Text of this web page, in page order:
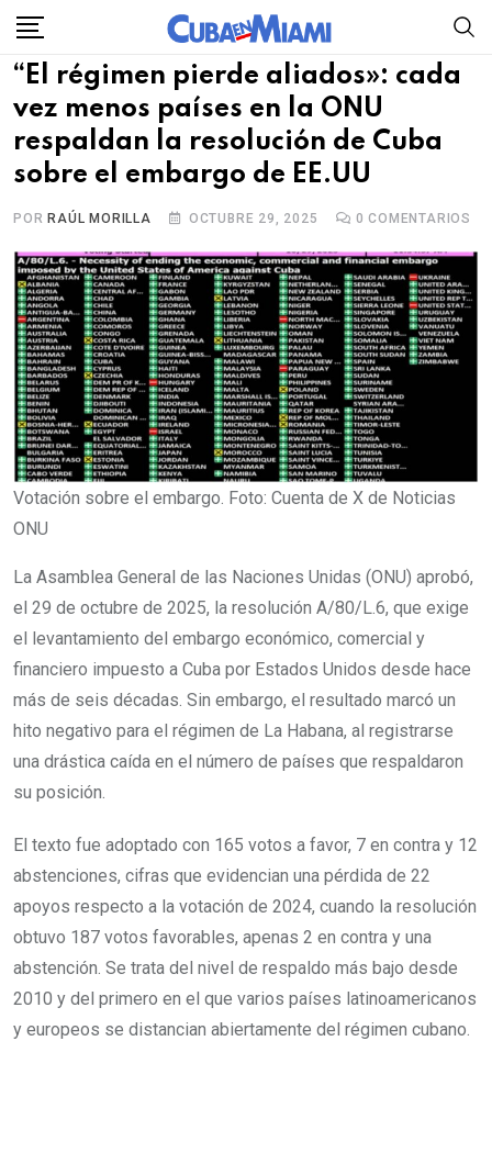
Skip
content
“El régimen pierde aliados»: cada
vez menos países en la ONU
respaldan la resolución de Cuba
sobre el embargo de EE.UU
POR RAÚL MORILLA OCTUBRE 29, 2025 0 COMENTARIOS
Votación sobre el embargo. Foto: Cuenta de X de Noticias
ONU
La Asamblea General de las Naciones Unidas (ONU) aprobó,
el 29 de octubre de 2025, la resolución A/80/L.6, que exige
el levantamiento del embargo económico, comercial y
financiero impuesto a Cuba por Estados Unidos desde hace
más de seis décadas. Sin embargo, el resultado marcó un
hito negativo para el régimen de La Habana, al registrarse
una drástica caída en el número de países que respaldaron
su posición.
El texto fue adoptado con 165 votos a favor, 7 en contra y 12
abstenciones, cifras que evidencian una pérdida de 22
apoyos respecto a la votación de 2024, cuando la resolución
obtuvo 187 votos favorables, apenas 2 en contra y una
abstención. Se trata del nivel de respaldo más bajo desde
2010 y del primero en el que varios países latinoamericanos
y europeos se distancian abiertamente del régimen cubano.